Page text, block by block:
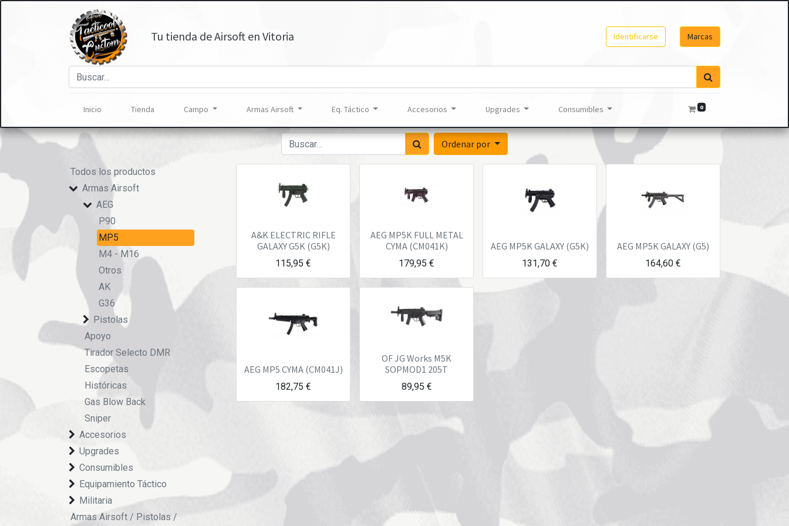
Tu tienda de Airsoft en Vitoria Identificarse Marcas
Inicio Tienda Campo Armas Airsoft Eq. Táctico Accesorios Upgrades Consumibles 0
Ordenar por
Todos los productos
Armas Airsoft
AEG
P90
MP5
M4 - M16
Otros
AK
G36
Pistolas
Apoyo
Tirador Selecto DMR
Escopetas
Históricas
Gas Blow Back
Sniper
Accesorios
Upgrades
Consumibles
Equipamiento Táctico
Militaria
Armas Airsoft / Pistolas /
A&K ELECTRIC RIFLE
GALAXY G5K (G5K)
115,95 €
AEG MP5K FULL METAL
CYMA (CM041K)
179,95 €
AEG MP5K GALAXY (G5K)
131,70 €
AEG MP5K GALAXY (G5)
164,60 €
AEG MP5 CYMA (CM041J)
182,75 €
OF JG Works M5K
SOPMOD1 205T
89,95 €